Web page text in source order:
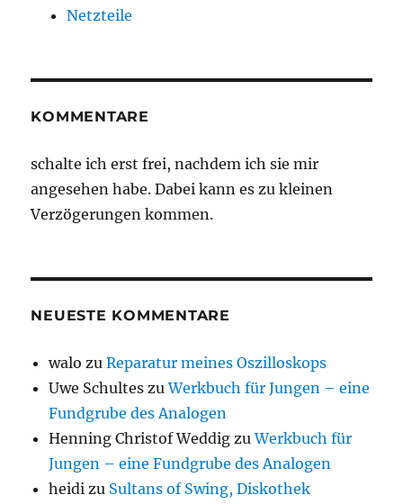
Netzteile
KOMMENTARE
schalte ich erst frei, nachdem ich sie mir
angesehen habe. Dabei kann es zu kleinen
Verzögerungen kommen.
NEUESTE KOMMENTARE
walo zuReparatur meines Oszilloskops
Uwe Schultes zuWerkbuch für Jungen – eine
Fundgrube des Analogen
Henning Christof Weddig zuWerkbuch für
Jungen – eine Fundgrube des Analogen
heidi zu Sultans of Swing, Diskothek